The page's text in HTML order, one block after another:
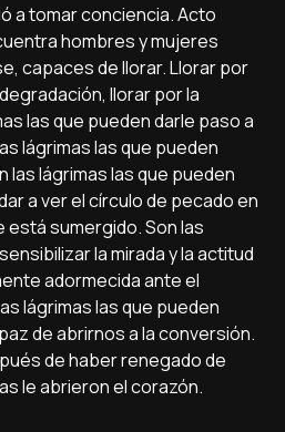
a tomar conciencia. Acto
hombres y mujeres
capaces de llorar. Llorar por
llorar por la
las que pueden darle paso a
lágrimas las que pueden
las lágrimas las que pueden
a ver el cí­rculo de pecado en
está sumergido. Son las
la mirada y la actitud
adormecida ante el
lágrimas las que pueden
de abrirnos a la conversión.
de haber renegado de
le abrieron el corazón.